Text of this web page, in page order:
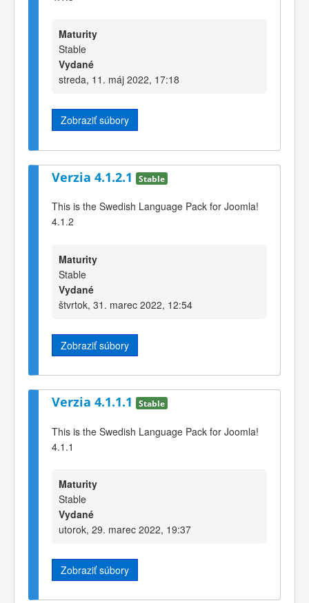
Maturity
Stable
Vydané
streda, 11. máj 2022, 17:18
Zobraziť súbory
Verzia 4.1.2.1 Stable
This is the Swedish Language Pack for Joomla!
4.1.2
Maturity
Stable
Vydané
štvrtok, 31. marec 2022, 12:54
Zobraziť súbory
Verzia 4.1.1.1 Stable
This is the Swedish Language Pack for Joomla!
4.1.1
Maturity
Stable
Vydané
utorok, 29. marec 2022, 19:37
Zobraziť súbory